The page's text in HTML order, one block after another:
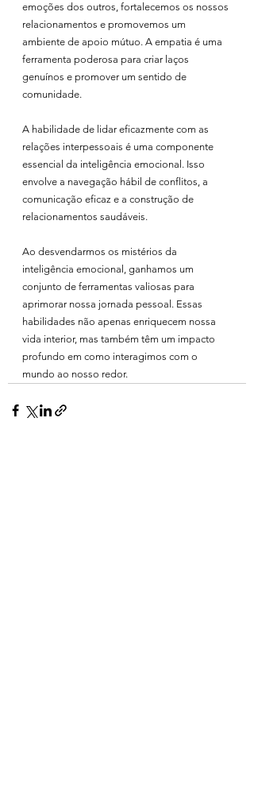
emoções dos outros, fortalecemos os nossos
relacionamentos e promovemos um
ambiente de apoio mútuo. A empatia é uma
ferramenta poderosa para criar laços
genuínos e promover um sentido de
comunidade.
A habilidade de lidar eficazmente com as
relações interpessoais é uma componente
essencial da inteligência emocional. Isso
envolve a navegação hábil de conflitos, a
comunicação eficaz e a construção de
relacionamentos saudáveis.
Ao desvendarmos os mistérios da
inteligência emocional, ganhamos um
conjunto de ferramentas valiosas para
aprimorar nossa jornada pessoal. Essas
habilidades não apenas enriquecem nossa
vida interior, mas também têm um impacto
profundo em como interagimos com o
mundo ao nosso redor.